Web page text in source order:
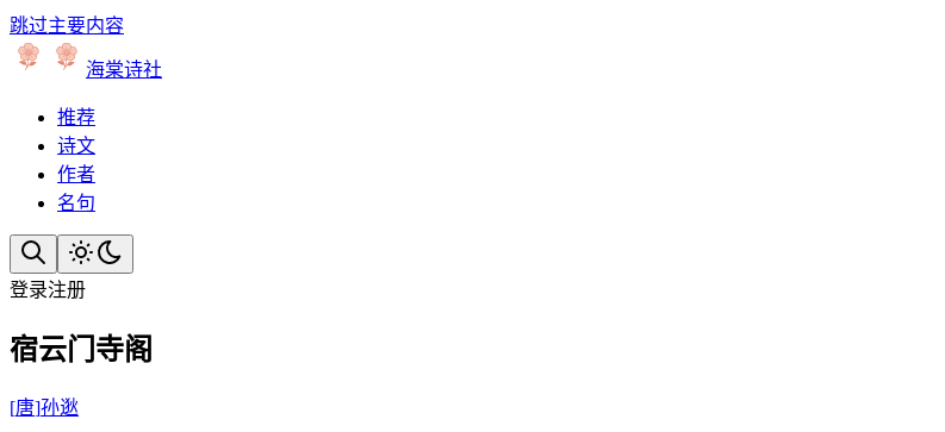
跳过主要内容
海棠诗社
推荐
诗文
作者
名句
登录注册
宿云门寺阁
[唐]孙逖